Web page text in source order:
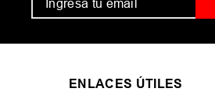
ENLACES ÚTILES